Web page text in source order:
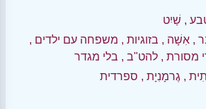
, שַׁיִט
, אִשָׁה , בזוגיות , משפחה עם ילדים ,
מסורת , להט"ב , בלי מגדר
, גֶרמָנִיָת , ספרדית